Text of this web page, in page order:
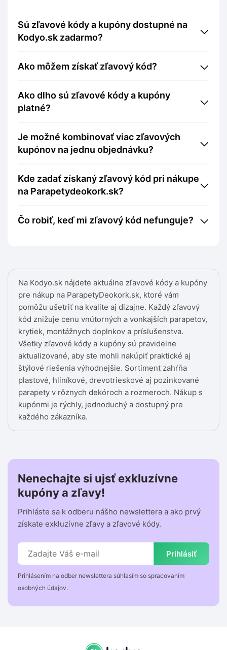
Na Kodyo.sk nájdete aktuálne zľavové kódy a kupóny
pre nákup na ParapetyDeokork.sk, ktoré vám
pomôžu ušetriť na kvalite aj dizajne. Každý zľavový
kód znižuje cenu vnútorných a vonkajších parapetov,
krytiek, montážnych doplnkov a príslušenstva.
Všetky zľavové kódy a kupóny sú pravidelne
aktualizované, aby ste mohli nakúpiť praktické aj
štýlové riešenia výhodnejšie. Sortiment zahŕňa
plastové, hliníkové, drevotrieskové aj pozinkované
parapety v rôznych dekóroch a rozmeroch. Nákup s
kupónmi je rýchly, jednoduchý a dostupný pre
každého zákazníka.
Sú zľavové kódy a kupóny dostupné na
Kodyo.sk zadarmo?
Ako môžem získať zľavový kód?
Ako dlho sú zľavové kódy a kupóny
platné?
Je možné kombinovať viac zľavových
kupónov na jednu objednávku?
Kde zadať získaný zľavový kód pri nákupe
na Parapetydeokork.sk?
Čo robiť, keď mi zľavový kód nefunguje?
Nenechajte si ujsť exkluzívne
kupóny a zľavy!
Prihláste sa k odberu nášho newslettera a ako prvý
získate exkluzívne zľavy a zľavové kódy.
Prihlásiť
Prihlásením na odber newslettera súhlasím so spracovaním
osobných údajov.